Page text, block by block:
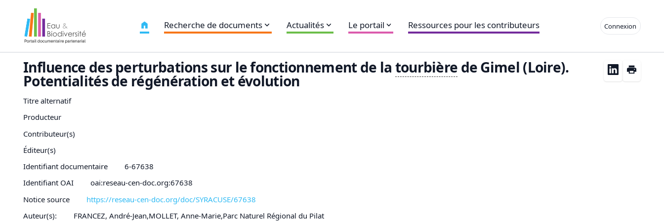
Connexion
Recherche de documents Actualités Le portail Ressources pour les contributeurs
Influence des perturbations sur le fonctionnement de la tourbière de Gimel (Loire).
Potentialités de régénération et évolution
Titre alternatif
Producteur
Contributeur(s)
Éditeur(s)
Identifiant documentaire
6-67638
Identifiant OAI
oai:reseau-cen-doc.org:67638
Notice source
https://reseau-cen-doc.org/doc/SYRACUSE/67638
Auteur(s):
FRANCEZ, André-Jean,MOLLET, Anne-Marie,Parc Naturel Régional du Pilat